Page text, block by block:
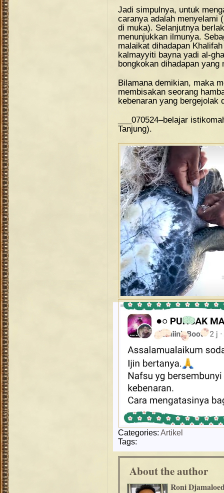
Jadi simpulnya, untuk
caranya adalah menyelami
di muka). Selanjutnya
menunjukkan ilmunya.
malaikat dihadapan
kalmayyiti bayna yadi al-
bongkokan dihadapan
Bilamana demikian, maka
membisakan seorang
kebenaran yang bergejolak
___070524–belajar
Tanjung).
Categories: Artikel
Tags:
About the author
Roni